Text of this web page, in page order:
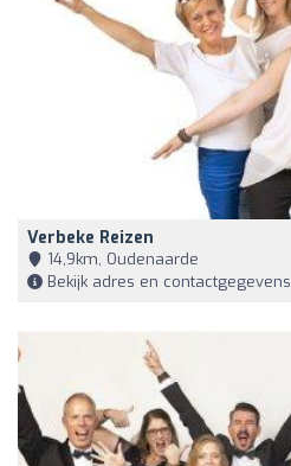
Verbeke Reizen
14,9km, Oudenaarde
Bekijk adres en contactgegevens